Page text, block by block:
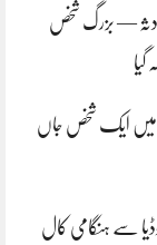
— بزرگ شخص
میں ایک شخص جاں
سے ہنگامی کال